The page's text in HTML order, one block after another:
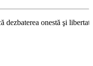
şi libertatea de